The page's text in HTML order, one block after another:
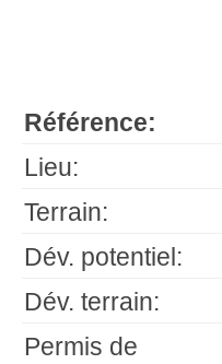
Référence:
Lieu:
Terrain:
Dév. potentiel:
Dév. terrain:
Permis de